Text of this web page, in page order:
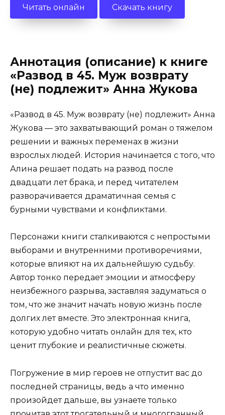
Читать онлайн Скачать книгу
Аннотация (описание) к книге
«Развод в 45. Муж возврату
(не) подлежит» Анна Жукова
«Развод в 45. Муж возврату (не) подлежит» Анна
Жукова — это захватывающий роман о тяжелом
решении и важных переменах в жизни
взрослых людей. История начинается с того, что
Алина решает подать на развод после
двадцати лет брака, и перед читателем
разворачивается драматичная семья с
бурными чувствами и конфликтами.
Персонажи книги сталкиваются с непростыми
выборами и внутренними противоречиями,
которые влияют на их дальнейшую судьбу.
Автор тонко передает эмоции и атмосферу
неизбежного разрыва, заставляя задуматься о
том, что же значит начать новую жизнь после
долгих лет вместе. Это электронная книга,
которую удобно читать онлайн для тех, кто
ценит глубокие и реалистичные сюжеты.
Погружение в мир героев не отпустит вас до
последней страницы, ведь а что именно
произойдет дальше, вы узнаете только